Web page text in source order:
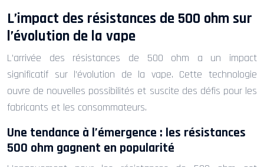
L’impact des résistances de 500 ohm sur
l’évolution de la vape
L’arrivée des résistances de 500 ohm a un impact
significatif sur l’évolution de la vape. Cette technologie
ouvre de nouvelles possibilités et suscite des défis pour les
fabricants et les consommateurs.
Une tendance à l’émergence : les résistances
500 ohm gagnent en popularité